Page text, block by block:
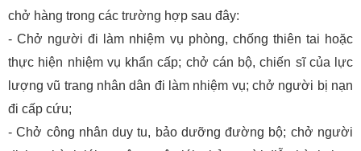
chở hàng trong các trường hợp sau đây:
- Chở người đi làm nhiệm vụ phòng, chống thiên tai hoặc
thực hiện nhiệm vụ khẩn cấp; chở cán bộ, chiến sĩ của lực
lượng vũ trang nhân dân đi làm nhiệm vụ; chở người bị nạn
đi cấp cứu;
- Chở công nhân duy tu, bảo dưỡng đường bộ; chở người